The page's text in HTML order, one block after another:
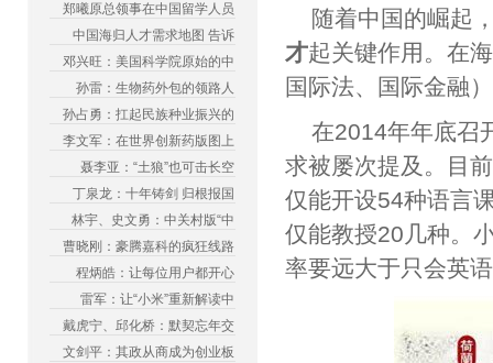
郑曦原总领事在中国留学人员
中国海归人才需求地图 告诉
邓兴旺：美国科学院原始的中
孙雷：生物药外包的领路人
孙占勇：扛起民族种业振兴的
李文军：在世界创新药版图上
聂李亚：“土狼”也可击长空
丁泉龙：十年铸剑 归根报国
林宇、史文勇：中关村版“中
曹晓刚：豪腾嘉科的疯狂线路
程炳皓：让每位用户都开心
雷军：让“小米”重新解读中
戴虎宁、邱化桥：默契忘年交
文剑平：其政从商成为创业板
随着中国的崛起
才起关键作用。在
国际法、国际金融
在2014年年底召
求被屡次提及。目
仅能开设54种语言
仅能教授20几种。
率要远大于只会英